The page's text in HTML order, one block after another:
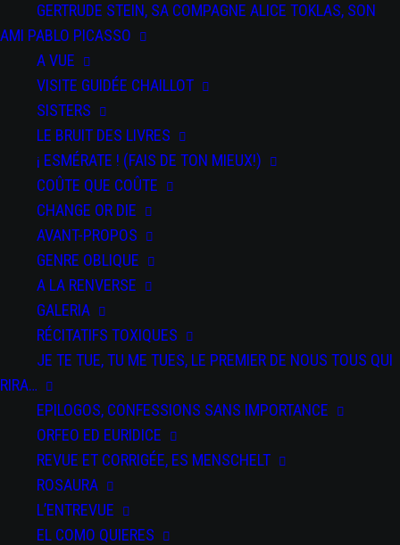
GERTRUDE STEIN, SA COMPAGNE ALICE TOKLAS, SON
AMI PABLO PICASSO
A VUE
VISITE GUIDÉE CHAILLOT
SISTERS
LE BRUIT DES LIVRES
¡ ESMÉRATE ! (FAIS DE TON MIEUX!)
COÛTE QUE COÛTE
CHANGE OR DIE
AVANT-PROPOS
GENRE OBLIQUE
A LA RENVERSE
GALERIA
RÉCITATIFS TOXIQUES
JE TE TUE, TU ME TUES, LE PREMIER DE NOUS TOUS QUI
RIRA…
EPILOGOS, CONFESSIONS SANS IMPORTANCE
ORFEO ED EURIDICE
REVUE ET CORRIGÉE, ES MENSCHELT
ROSAURA
L’ENTREVUE
EL COMO QUIERES
DATE
du 20 au 23
Fév 2024
SPECTACLES
Salti
PARTAGEZ CET
ÉVÉNEMENT